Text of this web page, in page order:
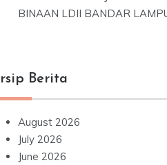
BINAAN LDII BANDAR
Berita
August 2026
July 2026
June 2026